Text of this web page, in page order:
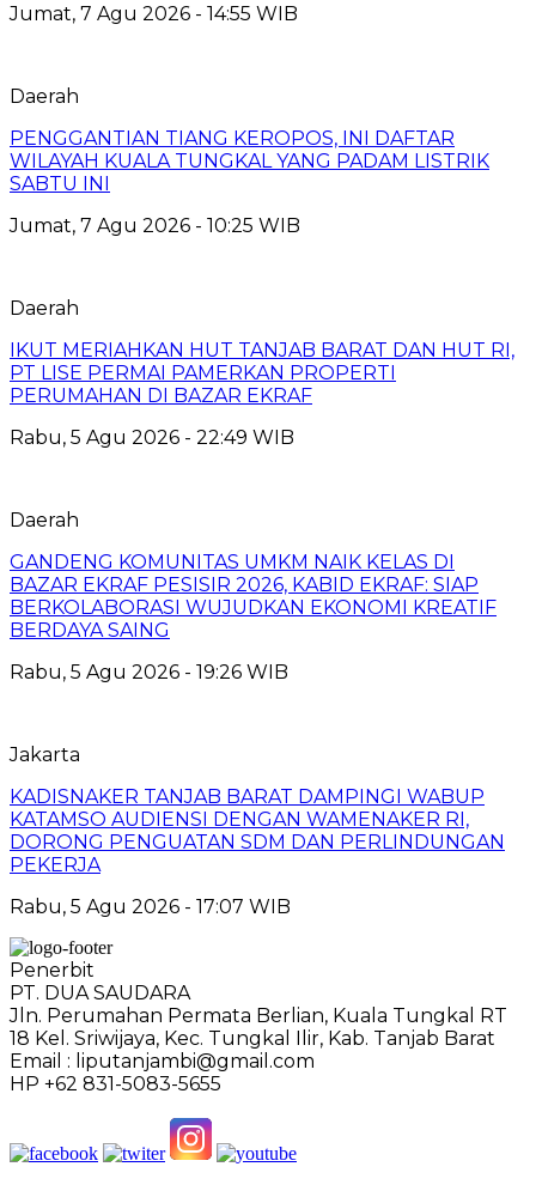
Jumat, 7 Agu 2026 - 14:55 WIB
Daerah
PENGGANTIAN TIANG KEROPOS, INI DAFTAR
WILAYAH KUALA TUNGKAL YANG PADAM LISTRIK
SABTU INI
Jumat, 7 Agu 2026 - 10:25 WIB
Daerah
IKUT MERIAHKAN HUT TANJAB BARAT DAN HUT RI,
PT LISE PERMAI PAMERKAN PROPERTI
PERUMAHAN DI BAZAR EKRAF
Rabu, 5 Agu 2026 - 22:49 WIB
Daerah
GANDENG KOMUNITAS UMKM NAIK KELAS DI
BAZAR EKRAF PESISIR 2026, KABID EKRAF: SIAP
BERKOLABORASI WUJUDKAN EKONOMI KREATIF
BERDAYA SAING
Rabu, 5 Agu 2026 - 19:26 WIB
Jakarta
KADISNAKER TANJAB BARAT DAMPINGI WABUP
KATAMSO AUDIENSI DENGAN WAMENAKER RI,
DORONG PENGUATAN SDM DAN PERLINDUNGAN
PEKERJA
Rabu, 5 Agu 2026 - 17:07 WIB
Penerbit
PT. DUA SAUDARA
Jln. Perumahan Permata Berlian, Kuala Tungkal RT
18 Kel. Sriwijaya, Kec. Tungkal Ilir, Kab. Tanjab Barat
Email : liputanjambi@gmail.com
HP +62 831-5083-5655